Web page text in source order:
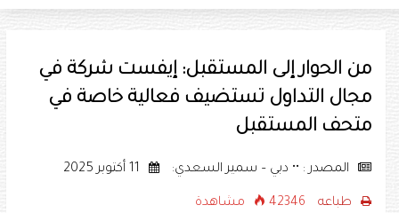
من الحوار إلى المستقبل: إيفست شركة في
مجال التداول تستضيف فعالية خاصة في
متحف المستقبل
المصدر : •• دبي – سمير السعدي:
طباعه 42346 مشاهدة